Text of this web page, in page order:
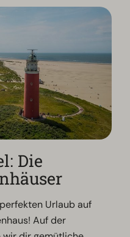
Die
Urlaub auf
Auf der